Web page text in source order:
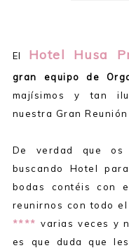
El Hotel Husa
gran equipo de
majísimos y tan
nuestra Gran
De verdad que os
buscando Hotel
bodas contéis con
reunirnos con todo
**** varias veces y
es que duda que